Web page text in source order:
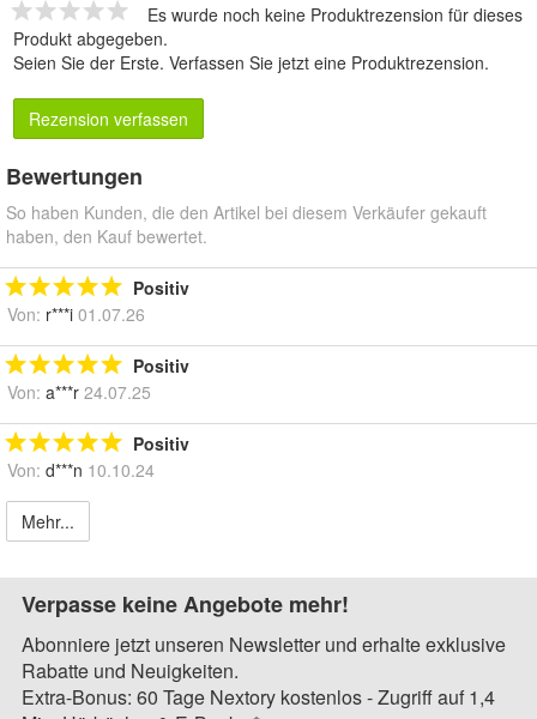
Es wurde noch keine Produktrezension für dieses
Produkt abgegeben.
Seien Sie der Erste. Verfassen Sie jetzt eine Produktrezension.
Rezension verfassen
Bewertungen
So haben Kunden, die den Artikel bei diesem Verkäufer gekauft
haben, den Kauf bewertet.
Positiv
Von: r***i 01.07.26
Positiv
Von: a***r 24.07.25
Positiv
Von: d***n 10.10.24
Mehr...
Verpasse keine Angebote mehr!
Abonniere jetzt unseren Newsletter und erhalte exklusive
Rabatte und Neuigkeiten.
Extra-Bonus: 60 Tage Nextory kostenlos - Zugriff auf 1,4